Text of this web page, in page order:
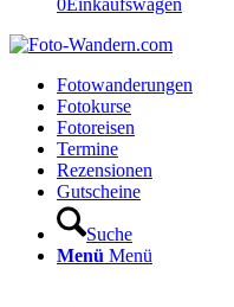
0Einkaufswagen
Fotowanderungen
Fotokurse
Fotoreisen
Termine
Rezensionen
Gutscheine
Suche
Menü Menü